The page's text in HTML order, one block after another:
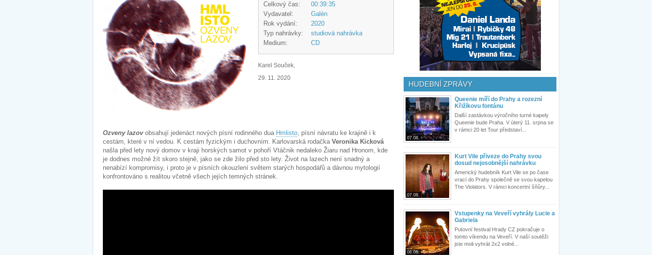
Celkový čas:
00:39:35
Vydavatel:
Galén
Rok vydání:
2020
Typ nahrávky:
studiová nahrávka
Medium:
CD
Karel Souček,
29. 11. 2020
Ozveny lazovobsahují jedenáct nových písní rodinného dua Hmlisto, písní návratu ke krajině i k
cestám, které v ní vedou. K cestám fyzickým i duchovním. Karlovarská rodačka Veronika Kicková
našla před lety nový domov v kraji horských samot v pohoří Vtáčnik nedaleko Žiaru nad Hronom, kde
je dodnes možné žít skoro stejně, jako se zde žilo před sto lety. Život na lazech není snadný a
nenabízí kompromisy, i proto je v písních okouzlení světem starých hospodářů a dávnou mytologií
konfrontováno s realitou včetně všech jejích temných stránek.
HUDEBNÍ ZPRÁVY
07.08.
Queenie míří do Prahy a rozezní
Křižíkovu fontánu
Další zastávkou výročního turné kapely
Queenie bude Praha. V úterý 11. srpna se
v rámci 20 let Tour představí...
07.08.
Kurt Vile přiveze do Prahy svou
dosud nejosobnější nahrávku
Americký hudebník Kurt Vile se po čase
vrací do Prahy společně se svou kapelou
The Violators. V rámci koncertní šňůry...
06.08.
Vstupenky na Veveří vyhrály Lucie a
Gabriela
Putovní festival Hrady CZ pokračuje o
tomto víkendu na Veveří. V naší soutěži
jste moli vyhrát 2x2 volné...